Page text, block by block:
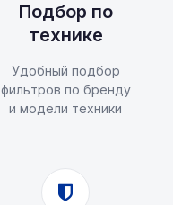
Подбор по
технике
Удобный подбор
фильтров по бренду
и модели техники